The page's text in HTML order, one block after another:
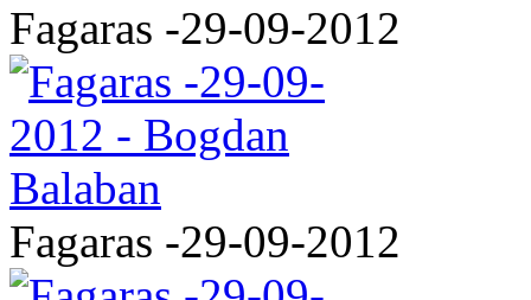
Fagaras -29-09-2012
Fagaras -29-09-2012